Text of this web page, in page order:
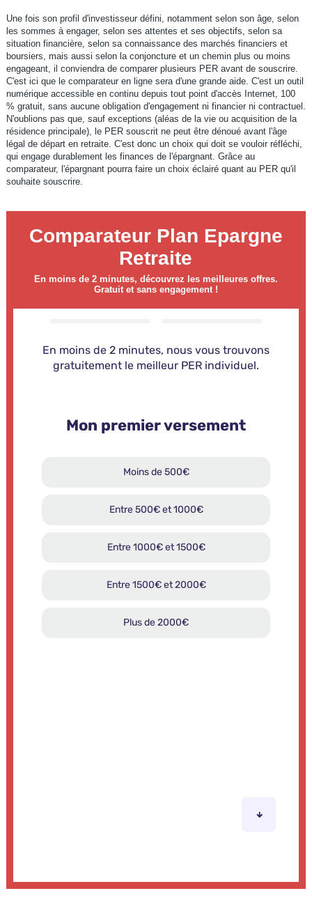
Une fois son profil d'investisseur défini, notamment selon son âge, selon
les sommes à engager, selon ses attentes et ses objectifs, selon sa
situation financière, selon sa connaissance des marchés financiers et
boursiers, mais aussi selon la conjoncture et un chemin plus ou moins
engageant, il conviendra de comparer plusieurs PER avant de souscrire.
C'est ici que le comparateur en ligne sera d'une grande aide. C'est un outil
numérique accessible en continu depuis tout point d'accès Internet, 100
% gratuit, sans aucune obligation d'engagement ni financier ni contractuel.
N'oublions pas que, sauf exceptions (aléas de la vie ou acquisition de la
résidence principale), le PER souscrit ne peut être dénoué avant l'âge
légal de départ en retraite. C'est donc un choix qui doit se vouloir réfléchi,
qui engage durablement les finances de l'épargnant. Grâce au
comparateur, l'épargnant pourra faire un choix éclairé quant au PER qu'il
souhaite souscrire.
Comparateur Plan Epargne
Retraite
En moins de 2 minutes, découvrez les meilleures offres.
Gratuit et sans engagement !